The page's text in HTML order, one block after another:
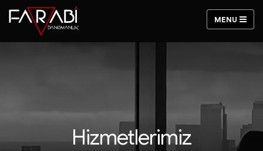
Hizmetlerimiz